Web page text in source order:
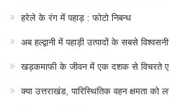
हरेले के रंग में पहाड़ : फोटो निबन्ध
अब हल्द्वानी में पहाड़ी उत्पादों के सबसे
खड़कमाफी के जीवन में एक दशक से विचरते
क्या उत्तराखंड, पारिस्थितिक वहन क्षमता